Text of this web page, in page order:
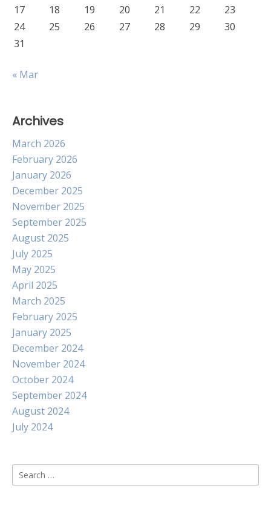
17
18 19 20 21 22
23
24
25 26 27 28 29
30
31
« Mar
Archives
March 2026
February 2026
January 2026
December 2025
November 2025
September 2025
August 2025
July 2025
May 2025
April 2025
March 2025
February 2025
January 2025
December 2024
November 2024
October 2024
September 2024
August 2024
July 2024
Search
for: